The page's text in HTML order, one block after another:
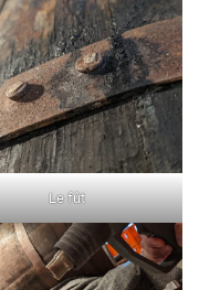
Le fût